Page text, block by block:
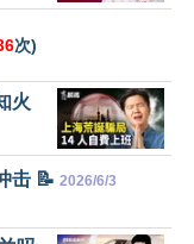
次)
火
击 📝 2026/6/3